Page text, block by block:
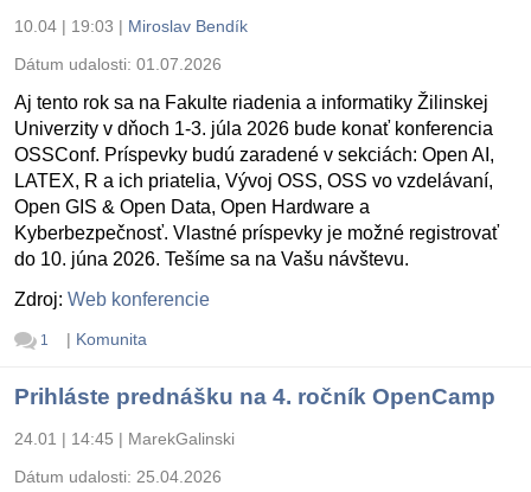
10.04 | 19:03 | Miroslav Bendík
Dátum udalosti: 01.07.2026
Aj tento rok sa na Fakulte riadenia a informatiky Žilinskej
Univerzity v dňoch 1-3. júla 2026 bude konať konferencia
OSSConf. Príspevky budú zaradené v sekciách: Open AI,
LATEX, R a ich priatelia, Vývoj OSS, OSS vo vzdelávaní,
Open GIS & Open Data, Open Hardware a
Kyberbezpečnosť. Vlastné príspevky je možné registrovať
do 10. júna 2026. Tešíme sa na Vašu návštevu.
Zdroj: Web konferencie
1 | Komunita
Prihláste prednášku na 4. ročník OpenCamp
24.01 | 14:45 | MarekGalinski
Dátum udalosti: 25.04.2026